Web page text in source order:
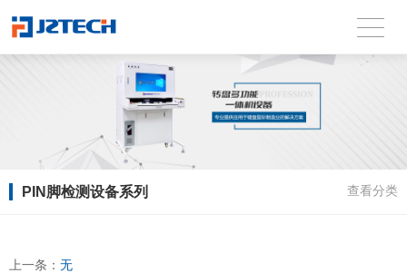
PIN脚检测设备系列 查看分类
上一条： 无